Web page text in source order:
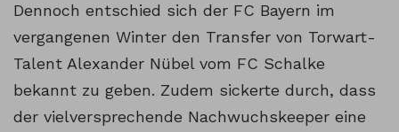
Dennoch entschied sich der FC Bayern im
vergangenen Winter den Transfer von Torwart-
Talent Alexander Nübel vom FC Schalke
bekannt zu geben. Zudem sickerte durch, dass
der vielversprechende Nachwuchskeeper eine